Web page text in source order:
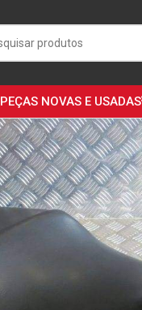
PEÇAS NOVAS E USADAS